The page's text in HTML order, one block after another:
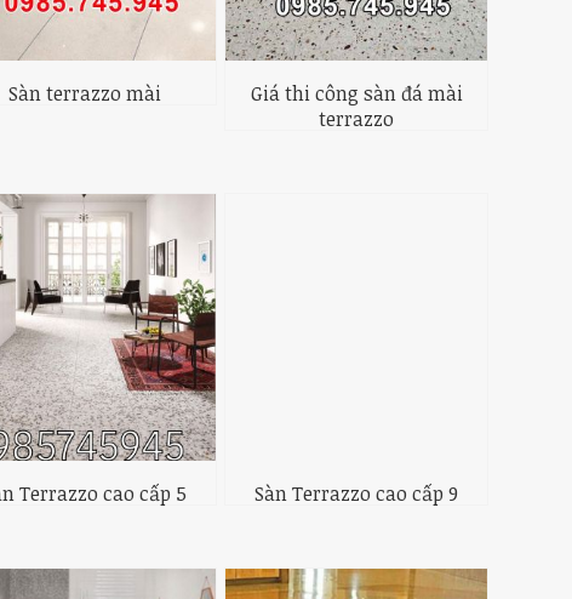
Sàn terrazzo mài
Giá thi công sàn đá mài
terrazzo
Terrazzo cao cấp 5 Sàn Terrazzo cao cấp 9